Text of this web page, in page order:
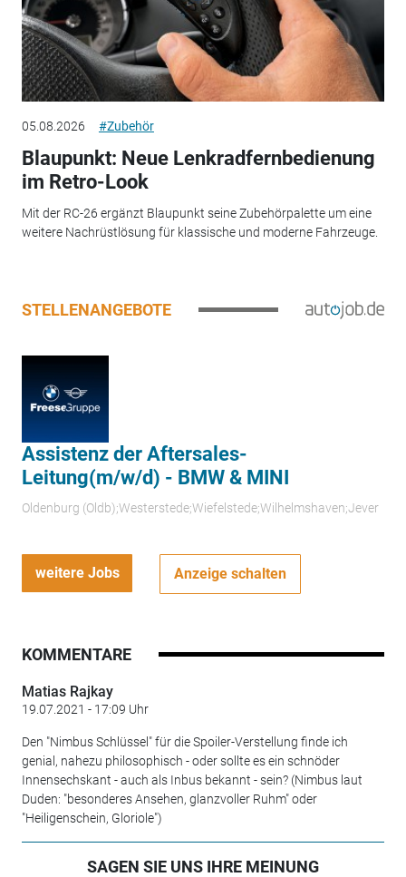
05.08.2026 #Zubehör
Blaupunkt: Neue Lenkradfernbedienung
im Retro-Look
Mit der RC-26 ergänzt Blaupunkt seine Zubehörpalette um eine
weitere Nachrüstlösung für klassische und moderne Fahrzeuge.
STELLENANGEBOTE
Assistenz der Aftersales-
Leitung(m/w/d) - BMW & MINI
Oldenburg (Oldb);Westerstede;Wiefelstede;Wilhelmshaven;Jever
weitere Jobs Anzeige schalten
KOMMENTARE
Matias Rajkay
19.07.2021 - 17:09 Uhr
Den "Nimbus Schlüssel" für die Spoiler-Verstellung finde ich
genial, nahezu philosophisch - oder sollte es ein schnöder
Innensechskant - auch als Inbus bekannt - sein? (Nimbus laut
Duden: "besonderes Ansehen, glanzvoller Ruhm" oder
"Heiligenschein, Gloriole")
SAGEN SIE UNS IHRE MEINUNG